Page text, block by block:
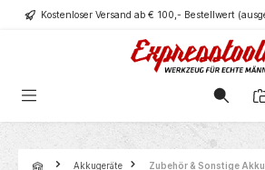
springenKostenloser Versand ab € 100,- Bestellwert
Akkugeräte Zubehör & Sonstige